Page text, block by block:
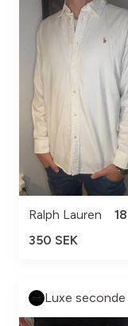
Ralph Lauren
350 SEK
Luxe seconde